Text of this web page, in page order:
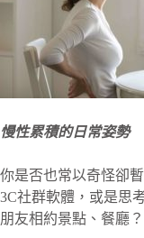
慢性累積的日常姿勢
你是否也常以奇怪卻
3C社群軟體，或是思
朋友相約景點、餐廳